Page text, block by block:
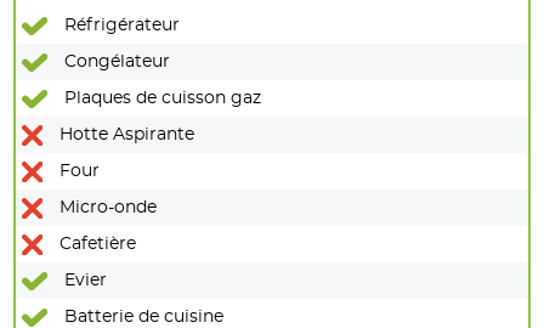
Réfrigérateur
Congélateur
Plaques de cuisson gaz
Hotte Aspirante
Four
Micro-onde
Cafetière
Evier
Batterie de cuisine